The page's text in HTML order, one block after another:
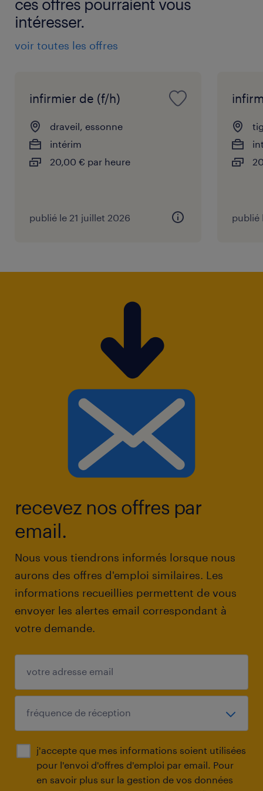
ces offres pourraient vous
intéresser.
voir toutes les offres
infirmier de (f/h)
draveil, essonne
intérim
20,00 € par heure
publié le 21 juillet 2026 publié
recevez nos offres par
email.
Nous vous tiendrons informés lorsque nous
aurons des offres d'emploi similaires. Les
informations recueillies permettent de vous
envoyer les alertes email correspondant à
votre demande.
j'accepte que mes informations soient utilisées
pour l'envoi d'offres d'emploi par email. Pour
en savoir plus sur la gestion de vos données